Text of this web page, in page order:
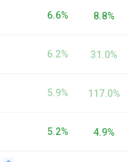
6.6% 8.8%
6.2% 31.0%
5.9% 117.0%
5.2% 4.9%